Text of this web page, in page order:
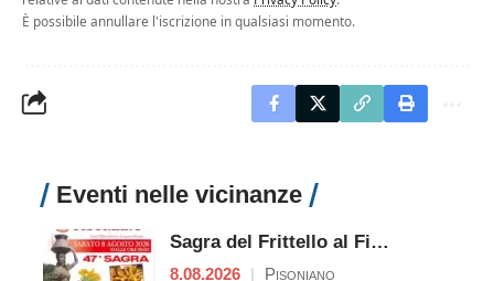
È possibile annullare l'iscrizione in qualsiasi momento.
Eventi nelle vicinanze
Sagra del Frittello al Fiore di Zucca
8.08.2026 | Pisoniano